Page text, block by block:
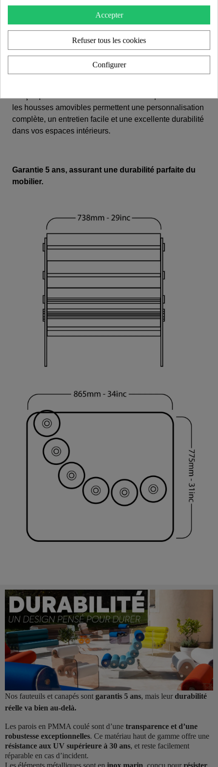
Pièces en acier inoxydable marin.
- Matériau premium assurant une résistance optimale à
les housses amovibles permettent une personnalisation
complète, un entretien facile et une excellente durabilité
dans vos espaces intérieurs.
Garantie 5 ans, assurant une durabilité parfaite du
mobilier.
Nos fauteuils et canapés sont garantis 5 ans, mais leur durabilité
réelle va bien au-delà.
Les parois en PMMA coulé sont d’une transparence et d’une
robustesse exceptionnelles. Ce matériau haut de gamme offre une
résistance aux UV supérieure à 30 ans, et reste facilement
réparable en cas d’incident.
Accepter
Refuser tous les cookies
Configurer